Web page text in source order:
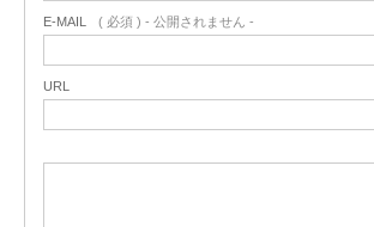
E-MAIL ( 必須 ) - 公開されません -
URL